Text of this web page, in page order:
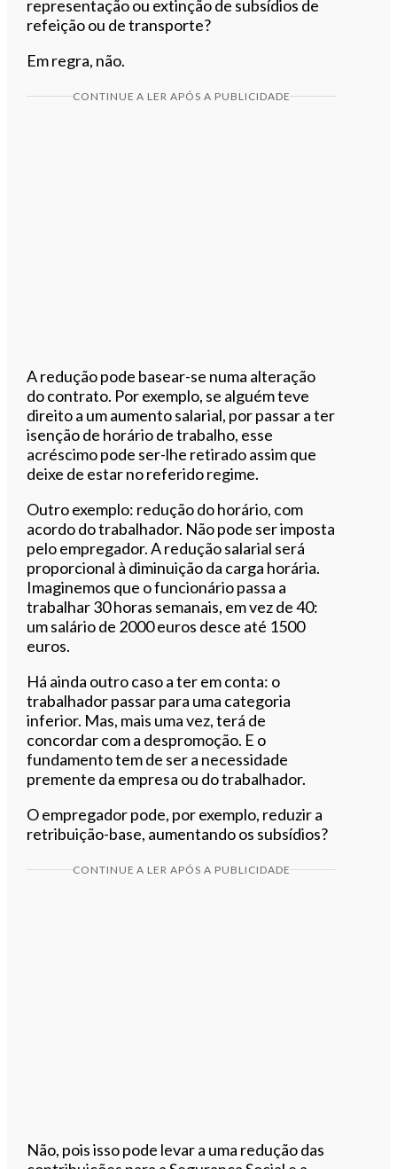
representação ou extinção de subsídios de
refeição ou de transporte?
Em regra, não.
CONTINUE A LER APÓS A PUBLICIDADE
A redução pode basear-se numa alteração
do contrato. Por exemplo, se alguém teve
direito a um aumento salarial, por passar a ter
isenção de horário de trabalho, esse
acréscimo pode ser-lhe retirado assim que
deixe de estar no referido regime.
Outro exemplo: redução do horário, com
acordo do trabalhador. Não pode ser imposta
pelo empregador. A redução salarial será
proporcional à diminuição da carga horária.
Imaginemos que o funcionário passa a
trabalhar 30 horas semanais, em vez de 40:
um salário de 2000 euros desce até 1500
euros.
Há ainda outro caso a ter em conta: o
trabalhador passar para uma categoria
inferior. Mas, mais uma vez, terá de
concordar com a despromoção. E o
fundamento tem de ser a necessidade
premente da empresa ou do trabalhador.
O empregador pode, por exemplo, reduzir a
retribuição-base, aumentando os subsídios?
CONTINUE A LER APÓS A PUBLICIDADE
Não, pois isso pode levar a uma redução das